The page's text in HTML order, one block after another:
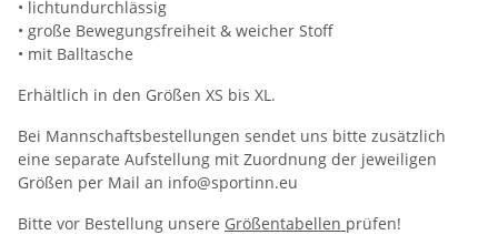
• lichtundurchlässig
• große Bewegungsfreiheit & weicher Stoff
• mit Balltasche
Erhältlich in den Größen XS bis XL.
Bei Mannschaftsbestellungen sendet uns bitte zusätzlich
eine separate Aufstellung mit Zuordnung der jeweiligen
Größen per Mail an info@sportinn.eu
Bitte vor Bestellung unsere Größentabellen prüfen!